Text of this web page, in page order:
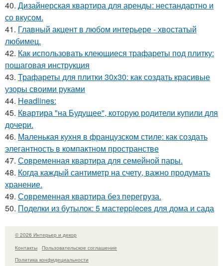
40. Дизайнерская квартира для аренды: нестандартно и
со вкусом.
41. Главный акцент в любом интерьере - хвостатый
любимец.
42. Как использовать клеющиеся трафареты под плитку:
пошаговая инструкция
43. Трафареты для плитки 30х30: как создать красивые
узоры своими руками
44. Headlines:
45. Квартира "на Будущее", которую родители купили для
дочери.
46. Маленькая кухня в французском стиле: как создать
элегантность в компактном пространстве
47. Современная квартира для семейной пары.
48. Когда каждый сантиметр на счету, важно продумать
хранение.
49. Современная квартира без перегруза.
50. Поделки из бутылок: 5 мастерpieces для дома и сада
© 2026 Интерьер и декор
Контакты
Пользовательское соглашение
Политика конфидециальности